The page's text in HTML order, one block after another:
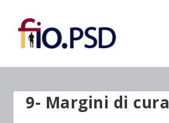
9- Margini di cura